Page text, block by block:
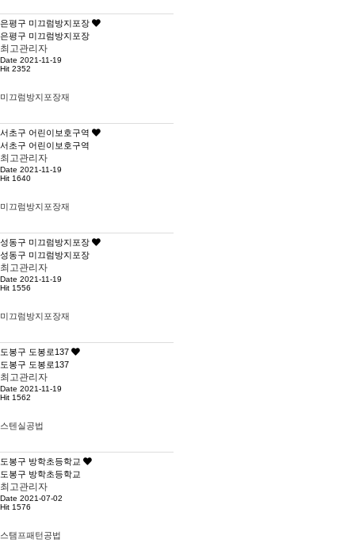
은평구 미끄럼방지포장
은평구 미끄럼방지포장
최고관리자
Date 2021-11-19
Hit 2352
미끄럼방지포장재
서초구 어린이보호구역
서초구 어린이보호구역
최고관리자
Date 2021-11-19
Hit 1640
미끄럼방지포장재
성동구 미끄럼방지포장
성동구 미끄럼방지포장
최고관리자
Date 2021-11-19
Hit 1556
미끄럼방지포장재
도봉구 도봉로137
도봉구 도봉로137
최고관리자
Date 2021-11-19
Hit 1562
스텐실공법
도봉구 방학초등학교
도봉구 방학초등학교
최고관리자
Date 2021-07-02
Hit 1576
스탬프패턴공법